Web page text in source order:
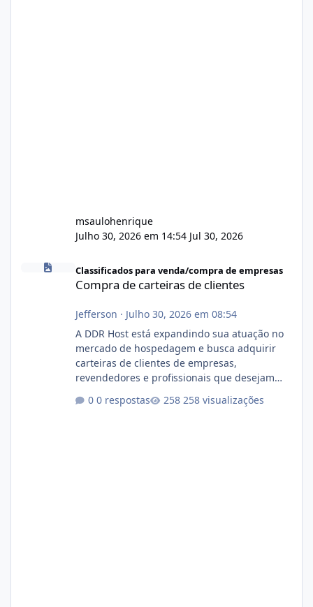
msaulohenrique
Julho 30, 2026 em 14:54 Jul 30, 2026
Compra de carteiras de clientes
Classificados para venda/compra de empresas
Compra de carteiras de clientes
Jefferson · Julho 30, 2026 em 08:54
A DDR Host está expandindo sua atuação no
mercado de hospedagem e busca adquirir
carteiras de clientes de empresas,
revendedores e profissionais que desejam
operação. Se você possui clientes ativos de
0 respostas 258 visualizações